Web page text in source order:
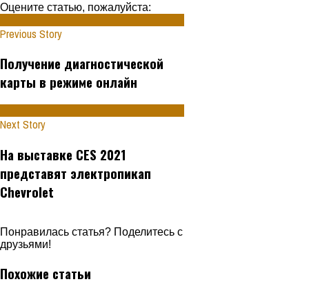
Оцените статью, пожалуйста:
Previous Story
Получение диагностической
карты в режиме онлайн
Next Story
На выставке CES 2021
представят электропикап
Chevrolet
Понравилась статья? Поделитесь с
друзьями!
Похожие статьи